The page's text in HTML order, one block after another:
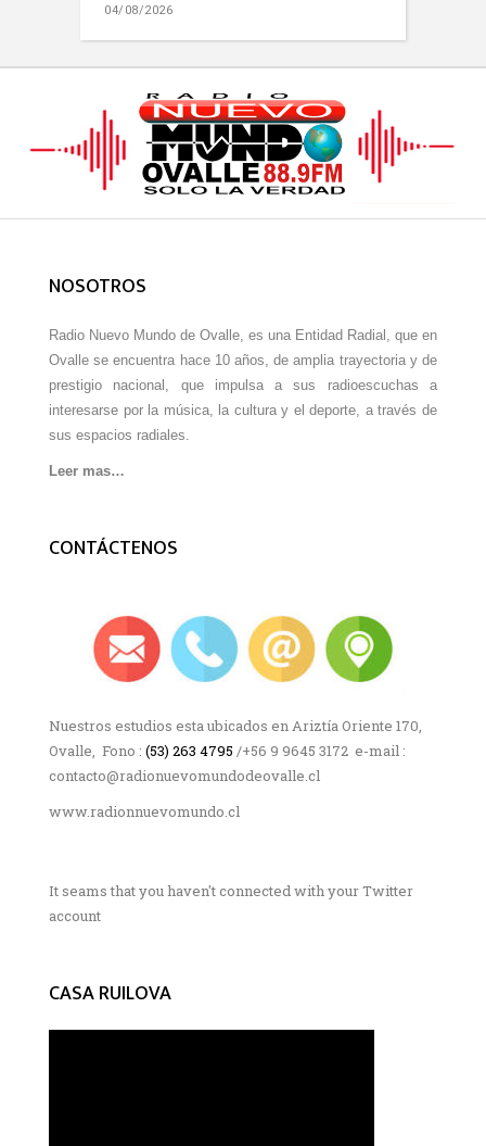
04/08/2026
NOSOTROS
Radio Nuevo Mundo de Ovalle, es una Entidad Radial, que en
Ovalle se encuentra hace 10 años, de amplia trayectoria y de
prestigio nacional, que impulsa a sus radioescuchas a
interesarse por la música, la cultura y el deporte, a través de
sus espacios radiales.
Leer mas…
CONTÁCTENOS
Nuestros estudios esta ubicados en Ariztía Oriente 170,
Ovalle, Fono : (53) 263 4795 /+56 9 9645 3172 e-mail :
contacto@radionuevomundodeovalle.cl
www.radionnuevomundo.cl
It seams that you haven't connected with your Twitter
account
CASA RUILOVA